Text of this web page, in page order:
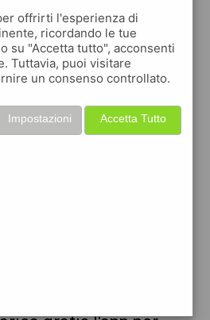
api esso
repsol total
offrirti l'esperienza di
ricordando le tue
su "Accetta tutto", acconsenti
Tuttavia, puoi visitare
un consenso controllato.
Accetta Tutto
Impostazioni